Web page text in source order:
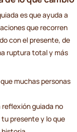
es que ayuda a
que recorren
con el presente, de
ruptura total y más
muchas personas
reflexión guiada no
tu presente y lo que